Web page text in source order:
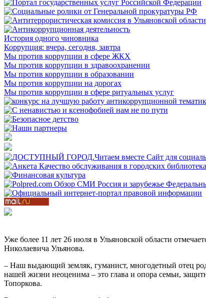
История одного чиновника
Коррупция: вчера, сегодня, завтра
Мы против коррупции в сфере ЖКХ
Мы против коррупции в здравоохранении
Мы против коррупции в образовании
Мы против коррупции на дорогах
Мы против коррупции в сфере ритуальных услуг
Уже более 11 лет 26 июля в Ульяновской области
Николаевича Ульянова.
– Наш выдающий земляк, гуманист, многодетный отец
нашей жизни неоценима – это глава и опора семьи,
Топоркова.